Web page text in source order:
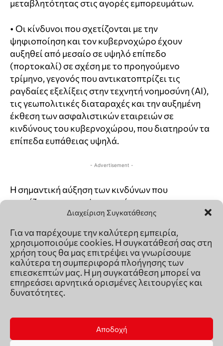
Διαχείριση Συγκατάθεσης
Για να παρέχουμε την καλύτερη εμπειρία,
χρησιμοποιούμε cookies. Η συγκατάθεσή σας στη
χρήση τους θα μας επιτρέψει να γνωρίσουμε
καλύτερα τη συμπεριφορά πλοήγησης των
επιεσκεπτών μας. Η μη συγκατάθεση μπορεί να
επηρεάσει αρνητικά ορισμένες λειτουργίες και
δυνατότητες.
Αποδοχή